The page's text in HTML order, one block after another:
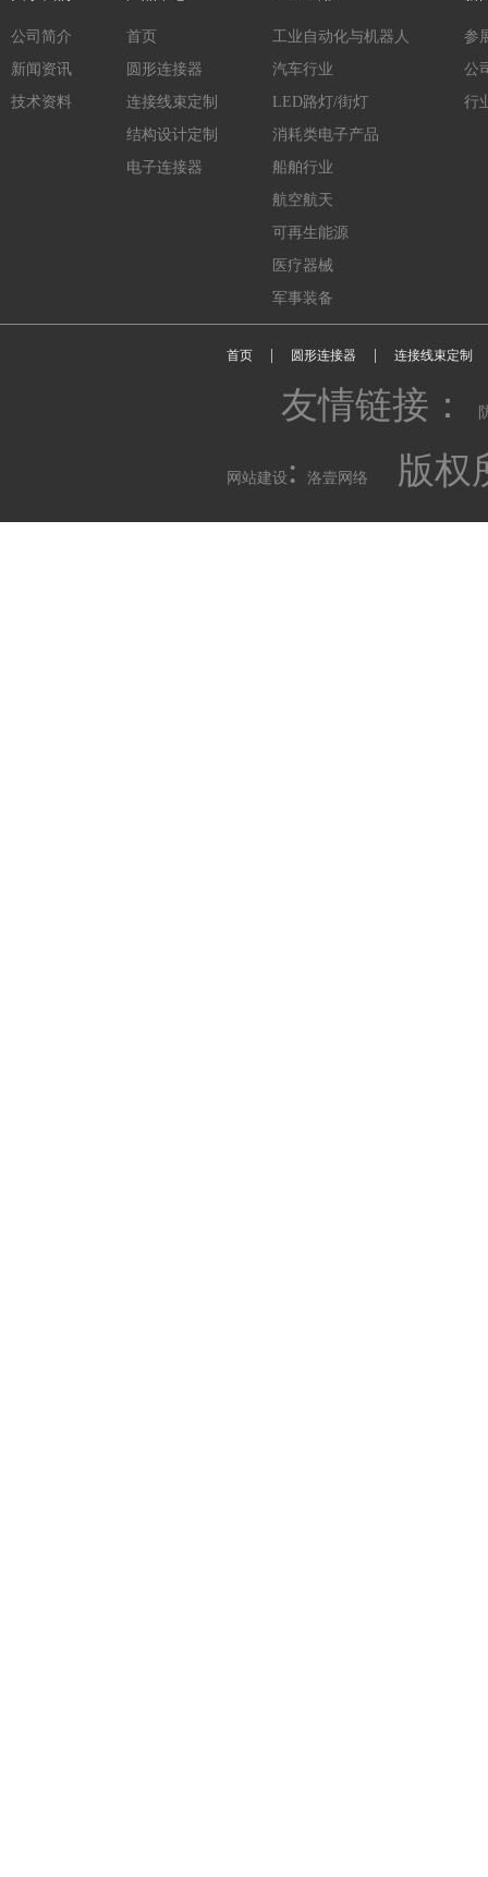
公司简介
新闻资讯
技术资料
首页
圆形连接器
连接线束定制
结构设计定制
电子连接器
工业自动化与机器人
汽车行业
LED路灯/街灯
消耗类电子产品
船舶行业
航空航天
可再生能源
医疗器械
军事装备
参
公
行
首页 圆形连接器 连接线束定制
友情链接：
网站建设 : 洛壹网络 版权